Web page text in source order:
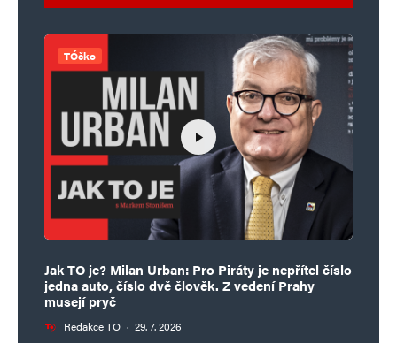
TÓčko
Jak TO je? Milan Urban: Pro Piráty je nepřítel číslo
jedna auto, číslo dvě člověk. Z vedení Prahy
musejí pryč
Redakce TO · 29. 7. 2026